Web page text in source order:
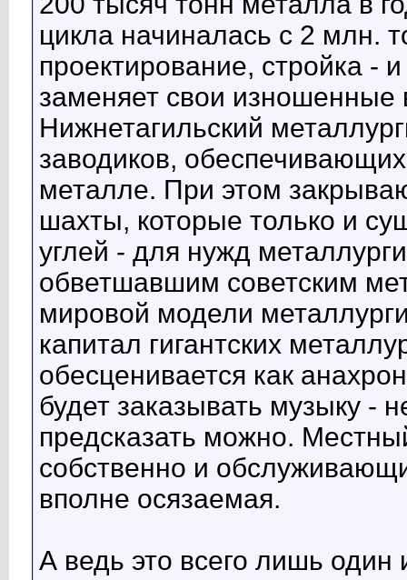
цикла начиналась с 2 млн.
проектирование, стройка -
заменяет свои изношенные
Нижнетагильский
заводиков,
металле. При этом
шахты, которые только и
углей - для нужд
обветшавшим советским
мировой модели
капитал гигантских
обесценивается как
будет заказывать музыку -
предсказать можно.
собственно и
вполне осязаемая.
А ведь это всего лишь один